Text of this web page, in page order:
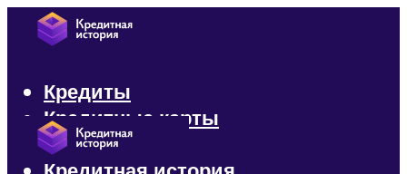
Кредиты
Кредитные карты
Микрозаймы